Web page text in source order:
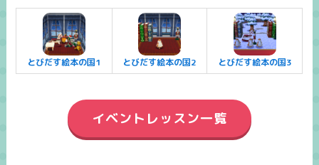
とびだす絵本の国1 とびだす絵本の国2 とびだす絵本の国3
イベントレッスン一覧